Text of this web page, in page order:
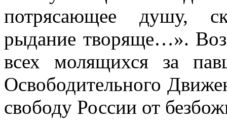
потрясающее душу,
рыдание творяще…».
всех молящихся за
Освободительного
свободу России от